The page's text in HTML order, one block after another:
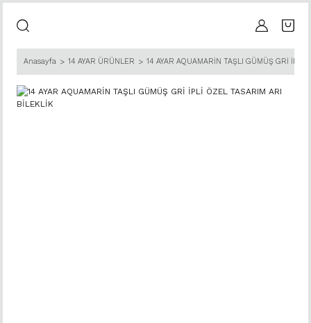
Anasayfa 14 AYAR ÜRÜNLER 14 AYAR AQUAMARİN TAŞLI GÜMÜŞ GRİ İPLİ